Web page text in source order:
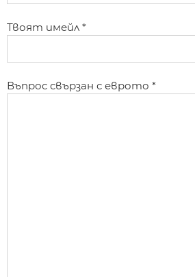
Твоят имейл *
Въпрос свързан с еврото *